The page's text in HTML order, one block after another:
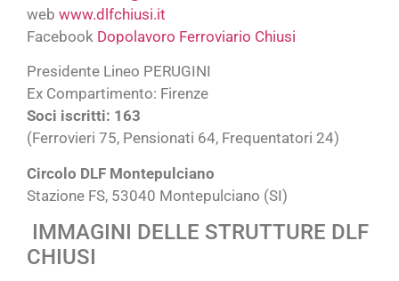
web www.dlfchiusi.it
Facebook Dopolavoro Ferroviario Chiusi
Presidente Lineo PERUGINI
Ex Compartimento: Firenze
Soci iscritti: 163
(Ferrovieri 75, Pensionati 64, Frequentatori 24)
Circolo DLF Montepulciano
Stazione FS, 53040 Montepulciano (SI)
IMMAGINI DELLE STRUTTURE DLF
CHIUSI